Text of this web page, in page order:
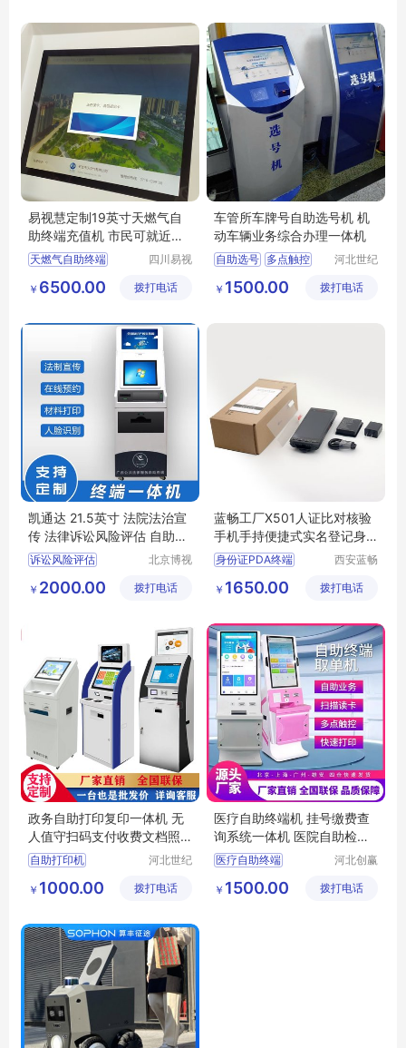
法院自助机
易视慧定制19英寸天燃气自
助终端充值机 市民可就近插
卡缴费
天燃气自助终端
天然气自助机
插卡缴费自助机
四川易视
限公司
￥ 6500.00 拨打电话
车管所车牌号自助选号机 机
动车辆业务综合办理一体机
自助选号 多点触控
支持定制
河北世纪
科技有限
￥ 1500.00 拨打电话
凯通达 21.5英寸 法院法治宣
传 法律诉讼风险评估 自助终
端 知识查询机
诉讼风险评估
法律诉讼风险评估自助终端一体机
北京博视
有限公司
￥ 2000.00 拨打电话
蓝畅工厂X501人证比对核验
手机手持便捷式实名登记身
份证PDA终端
身份证PDA终端
手持便捷式实名
蓝畅工厂X501
西安蓝畅
有限公司
￥ 1650.00 拨打电话
政务自助打印复印一体机 无
人值守扫码支付收费文档照
片打印机终端
自助打印机
校园复印机
河北世纪
科技有限
￥ 1000.00 拨打电话
医疗自助终端机 挂号缴费查
询系统一体机 医院自助检验
报告取单机
医疗自助终端
报告打印机
河北创赢
有限公司
￥ 1500.00 拨打电话